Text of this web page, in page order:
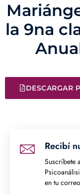
la 9na
DESCARGAR
Recibí
Suscríbete
en tu